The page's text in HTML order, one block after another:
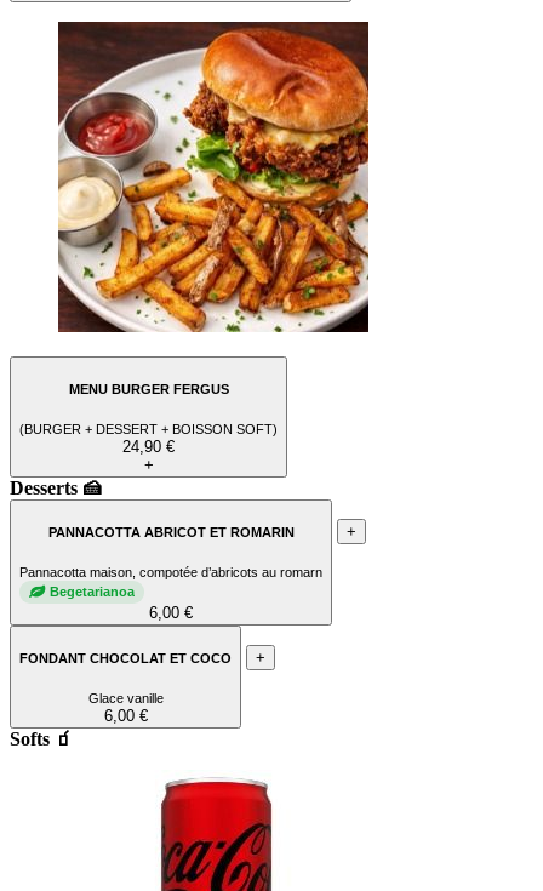
MENU BURGER FERGUS
(BURGER + DESSERT + BOISSON SOFT)
24,90 €
+
Desserts 🍰
PANNACOTTA ABRICOT ET ROMARIN
Pannacotta maison, compotée d’abricots au romarn
Begetarianoa
6,00 €
+
FONDANT CHOCOLAT ET COCO
Glace vanille
6,00 €
+
Softs 🧃